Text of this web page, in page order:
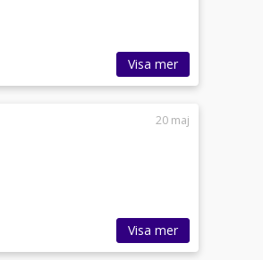
Visa mer
20 maj
Visa mer